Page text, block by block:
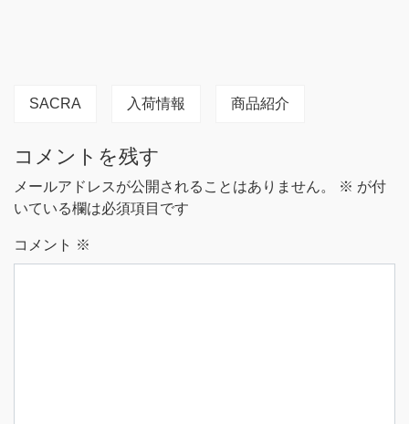
SACRA 入荷情報 商品紹介
コメントを残す
メールアドレスが公開されることはありません。 ※ が付
いている欄は必須項目です
コメント ※